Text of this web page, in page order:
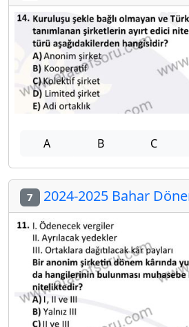
A B C
7 2024-2025 Bahar